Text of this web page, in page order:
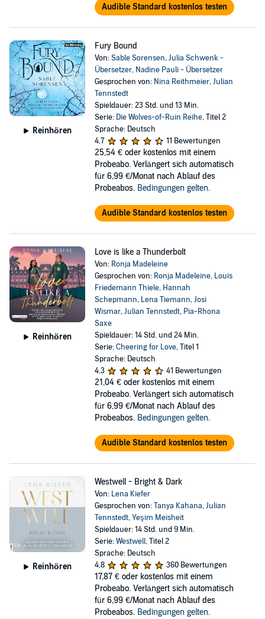
Audible Standard kostenlos testen
Reinhören
Fury Bound
Von:Sable Sorensen,Julia Schwenk -
Übersetzer, Nadine Pauli - Übersetzer
Gesprochen von: Nina Reithmeier,Julian
Tennstedt
Spieldauer: 23 Std. und 13 Min.
Serie: Die Wolves-of-Ruin Reihe, Titel 2
Sprache: Deutsch
4,7
11 Bewertungen
25,54 € oder kostenlos mit einem
Probeabo. Verlängert sich automatisch
für 6,99 €/Monat nach Ablauf des
Probeabos. Bedingungen gelten.
Audible Standard kostenlos testen
Reinhören
Love is like a Thunderbolt
Von: Ronja Madeleine
Gesprochen von: Ronja Madeleine, Louis
Friedemann Thiele, Hannah
Schepmann, Lena Tiemann,Josi
Wismar,Julian Tennstedt, Pia-Rhona
Saxe
Spieldauer: 14 Std. und 24 Min.
Serie:Cheering for Love, Titel 1
Sprache: Deutsch
4,3
41 Bewertungen
21,04 € oder kostenlos mit einem
Probeabo. Verlängert sich automatisch
für 6,99 €/Monat nach Ablauf des
Probeabos. Bedingungen gelten.
Audible Standard kostenlos testen
Reinhören
Westwell - Bright & Dark
Von: Lena Kiefer
Gesprochen von:Tanya Kahana,Julian
Tennstedt,Yeşim Meisheit
Spieldauer: 14 Std. und 9 Min.
Serie:Westwell, Titel 2
Sprache: Deutsch
4,8
360 Bewertungen
17,87 € oder kostenlos mit einem
Probeabo. Verlängert sich automatisch
für 6,99 €/Monat nach Ablauf des
Probeabos. Bedingungen gelten.